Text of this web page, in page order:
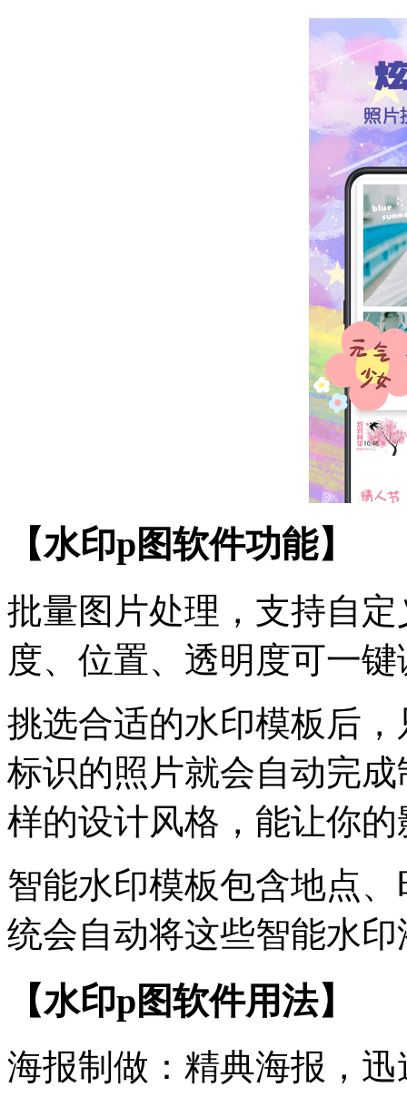
【水印p图软件功能】
批量图片处理，支持自
度、位置、透明度可一
挑选合适的水印模板后
标识的照片就会自动完
样的设计风格，能让你
智能水印模板包含地点
统会自动将这些智能水
【水印p图软件用法】
海报制做：精典海报，迅